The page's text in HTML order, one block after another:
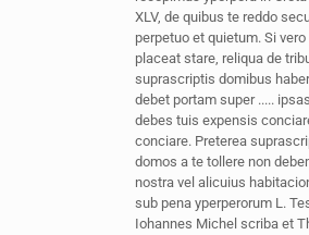
XLV, de quibus te reddo
perpetuo et quietum. Si vero
placeat stare, reliqua de
suprascriptis domibus
debet portam super .....
debes tuis expensis
conciare. Preterea
domos a te tollere non
nostra vel alicuius
sub pena yperperorum L.
Iohannes Michel scriba et